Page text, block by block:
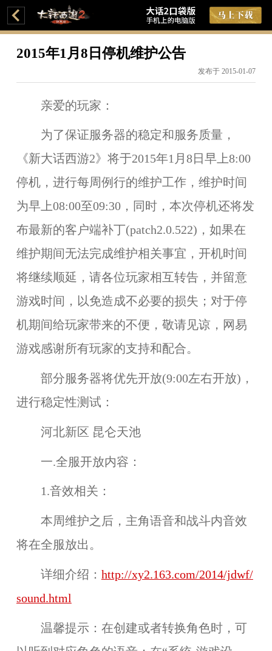
2015年1月8日停机维护公告
发布于 2015-01-07
亲爱的玩家：
为了保证服务器的稳定和服务质量，
《新大话西游2》将于2015年1月8日早上8:00
停机，进行每周例行的维护工作，维护时间
为早上08:00至09:30，同时，本次停机还将发
布最新的客户端补丁(patch2.0.522)，如果在
维护期间无法完成维护相关事宜，开机时间
将继续顺延，请各位玩家相互转告，并留意
游戏时间，以免造成不必要的损失；对于停
机期间给玩家带来的不便，敬请见谅，网易
游戏感谢所有玩家的支持和配合。
部分服务器将优先开放(9:00左右开放)，
进行稳定性测试：
河北新区 昆仑天池
一.全服开放内容：
1.音效相关：
本周维护之后， 主角语音和战斗内音效
将在全服放出。
详细介绍： http://xy2.163.com/2014/jdwf/
sound.html
温馨提示： 在创建或者转换角色时，可